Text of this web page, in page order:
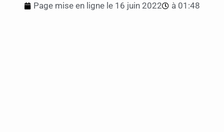
Page mise en ligne le 16 juin 2022 à 01:48